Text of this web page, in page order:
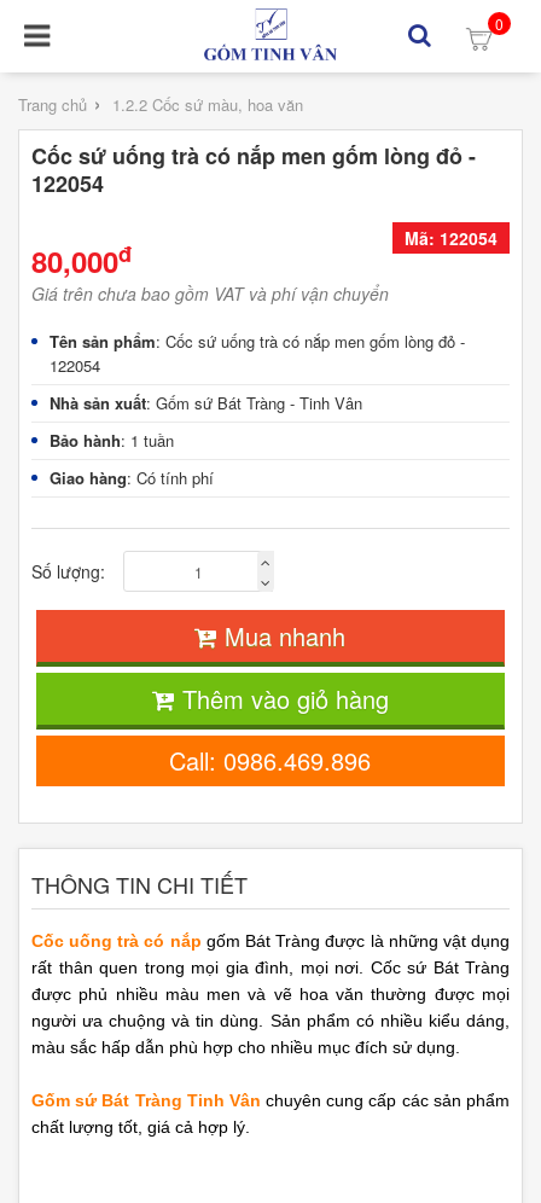
0
Trang chủ › 1.2.2 Cốc sứ màu, hoa văn
Cốc sứ uống trà có nắp men gốm lòng đỏ -
122054
Mã: 122054
80,000đ
Giá trên chưa bao gồm VAT và phí vận chuyển
Tên sản phẩm: Cốc sứ uống trà có nắp men gốm lòng đỏ -
122054
Nhà sản xuất: Gốm sứ Bát Tràng - Tinh Vân
Bảo hành: 1 tuần
Giao hàng: Có tính phí
Số lượng:
Mua nhanh
Thêm vào giỏ hàng
Call: 0986.469.896
THÔNG TIN CHI TIẾT
Cốc uống trà có nắp gốm Bát Tràngđược là những vật dụng
rất thân quen trong mọi gia đình, mọi nơi. Cốc sứ Bát Tràng
được phủ nhiều màu men và vẽ hoa văn thường được mọi
người ưa chuộng và tin dùng. Sản phẩm có nhiều kiểu dáng,
màu sắc hấp dẫn phù hợp cho nhiều mục đích sử dụng.
Gốm sứ Bát Tràng Tinh Vânchuyên cung cấp các sản phẩm
chất lượng tốt, giá cả hợp lý.